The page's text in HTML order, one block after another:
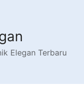
Elegan Terbaru